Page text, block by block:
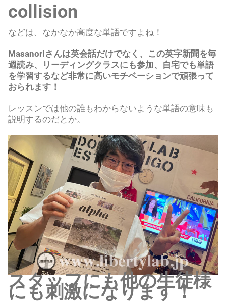
collision
などは、なかなか高度な単語ですよね！
Masanoriさんは英会話だけでなく、この英字新聞を毎
週読み、リーディングクラスにも参加、自宅でも単語
を学習するなど非常に高いモチベーションで頑張って
おられます！
レッスンでは他の誰もわからないような単語の意味も
説明するのだとか。
スタッフにも他の生徒様
にも刺激になります！